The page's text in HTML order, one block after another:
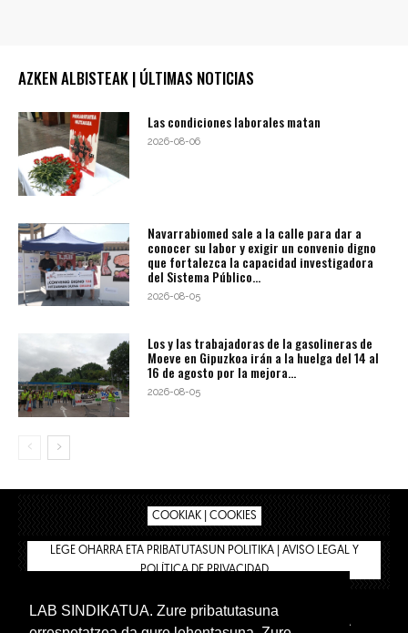
AZKEN ALBISTEAK | ÚLTIMAS NOTICIAS
Las condiciones laborales matan
2026-08-06
Navarrabiomed sale a la calle para dar a
conocer su labor y exigir un convenio digno
que fortalezca la capacidad investigadora
del Sistema Público...
2026-08-05
Los y las trabajadoras de la gasolineras de
Moeve en Gipuzkoa irán a la huelga del 14 al
16 de agosto por la mejora...
2026-08-05
COOKIAK | COOKIES
LEGE OHARRA ETA PRIBATUTASUN POLITIKA | AVISO LEGAL Y
POLÍTICA DE PRIVACIDAD
BIZILAN.EUS
TIENDA
LAB SINDIKATUA. Zure pribatutasuna